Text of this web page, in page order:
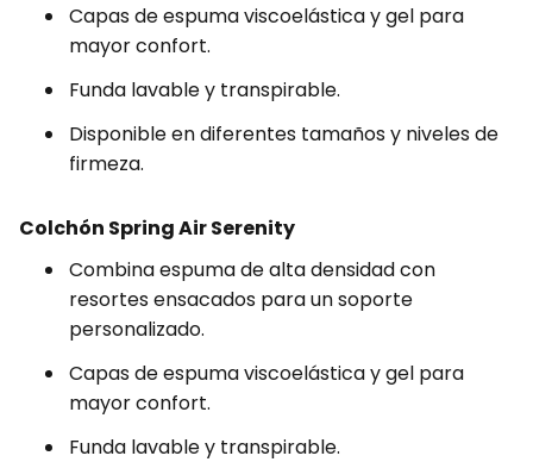
Capas de espuma viscoelástica y gel para
mayor confort.
Funda lavable y transpirable.
Disponible en diferentes tamaños y niveles de
firmeza.
Colchón Spring Air Serenity
Combina espuma de alta densidad con
resortes ensacados para un soporte
personalizado.
Capas de espuma viscoelástica y gel para
mayor confort.
Funda lavable y transpirable.